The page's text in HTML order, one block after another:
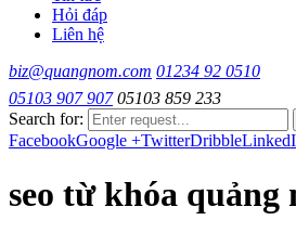
Hỏi đáp
Liên hệ
biz@quangnom.com 01234 92 0510
05103 907 907 05103 859 233
Search for:
FacebookGoogle +TwitterDribble
seo từ khóa quảng